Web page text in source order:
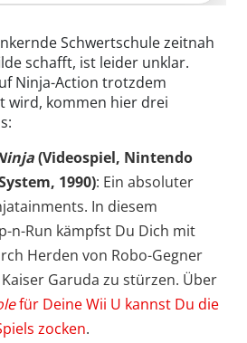
Schwertschule zeitnah
schafft, ist leider unklar.
Ninja-Action trotzdem
wird, kommen hier drei
(Videospiel, Nintendo
1990): Ein absoluter
In diesem
n-Run kämpfst Du Dich mit
Herden von Robo-Gegner
Garuda zu stürzen. Über
für Deine Wii U kannst Du die
zocken.